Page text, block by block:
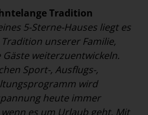
Tradition
5-Sterne-Hauses liegt es
unserer Familie,
weiterzuentwickeln.
Sport-, Ausflugs-,
wird
heute immer
es um Urlaub geht. Mit